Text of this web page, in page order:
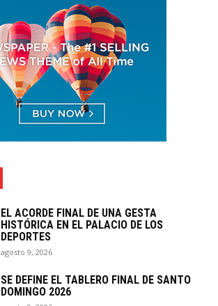
EL ACORDE FINAL DE UNA GESTA
HISTÓRICA EN EL PALACIO DE LOS
DEPORTES
agosto 9, 2026
SE DEFINE EL TABLERO FINAL DE SANTO
DOMINGO 2026